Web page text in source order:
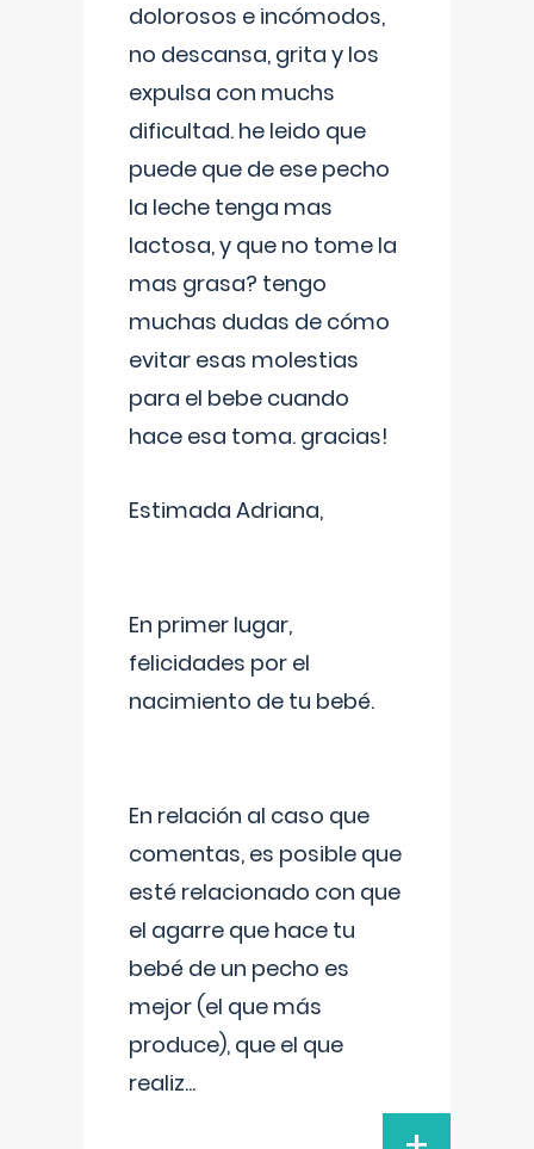
dolorosos e incómodos,
no descansa, grita y los
expulsa con muchs
dificultad. he leido que
puede que de ese pecho
la leche tenga mas
lactosa, y que no tome la
mas grasa? tengo
muchas dudas de cómo
evitar esas molestias
para el bebe cuando
hace esa toma. gracias!
Estimada Adriana,
En primer lugar,
felicidades por el
nacimiento de tu bebé.
En relación al caso que
comentas, es posible que
esté relacionado con que
el agarre que hace tu
bebé de un pecho es
mejor (el que más
produce), que el que
realiz...